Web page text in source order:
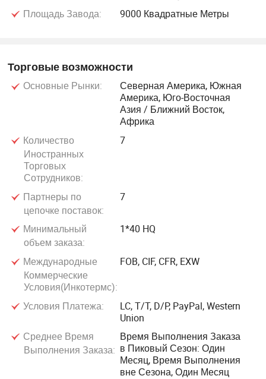
Площадь Завода:
9000 Квадратные Метры
Торговые возможности
Основные Рынки:
Северная Америка, Южная
Америка, Юго-Восточная
Азия / Ближний Восток,
Африка
Количество
Иностранных
Торговых
Сотрудников:
7
Партнеры по
цепочке поставок:
7
Минимальный
объем заказа:
1*40 HQ
Международные
Коммерческие
Условия(Инкотермс):
FOB, CIF, CFR, EXW
Условия Платежа:
LC, T/T, D/P, PayPal, Western
Union
Среднее Время
Выполнения Заказа:
Время Выполнения Заказа
в Пиковый Сезон: Один
Месяц, Время Выполнения
вне Сезона, Один Месяц